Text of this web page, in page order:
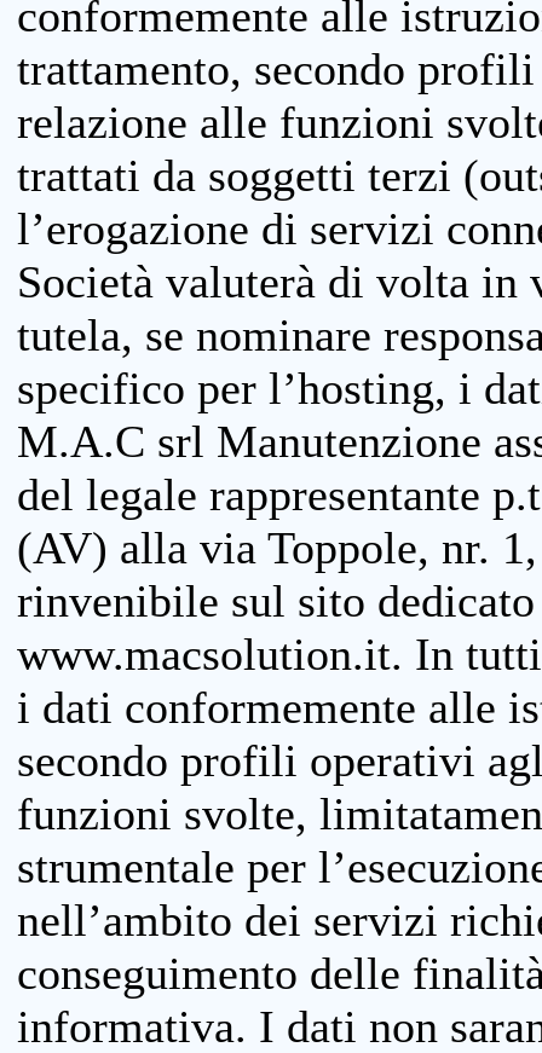
conformemente alle
trattamento, secondo
relazione alle funzioni
trattati da soggetti terzi
l’erogazione di servizi
Società valuterà di volta in
tutela, se nominare
specifico per l’hosting, i
M.A.C srl Manutenzione
del legale rappresentante
(AV) alla via Toppole, nr.
rinvenibile sul sito
www.macsolution.it. In
i dati conformemente alle
secondo profili operativi
funzioni svolte,
strumentale per
nell’ambito dei servizi
conseguimento delle
informativa. I dati non